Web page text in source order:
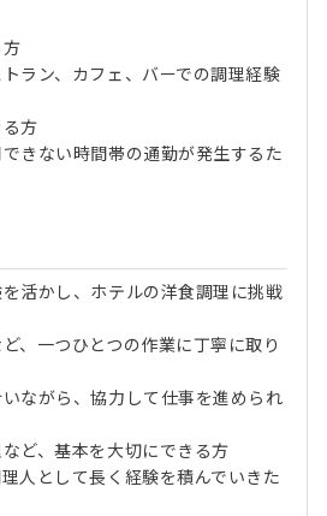
ラン、カフェ、バーでの調理経験
方
きない時間帯の通勤が発生するた
活かし、ホテルの洋食調理に挑戦
、一つひとつの作業に丁寧に取り
ながら、協力して仕事を進められ
ど、基本を大切にできる方
人として長く経験を積んでいきた